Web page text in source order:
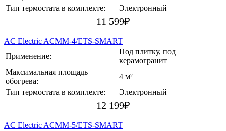
Тип термостата в комплекте:
Электронный
11 599₽
AC Electric ACMM-4/ETS-SMART
Применение:
Под плитку, под
керамогранит
Максимальная площадь
обогрева:
4 м²
Тип термостата в комплекте:
Электронный
12 199₽
AC Electric ACMM-5/ETS-SMART